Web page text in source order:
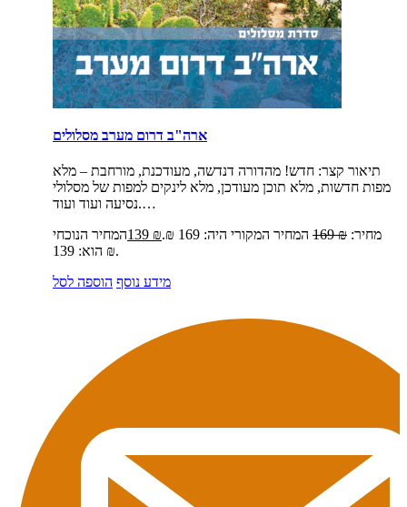
ארה"ב דרום מערב מסלולים
תיאור קצר: חדש! מהדורה דנדשה, מעודכנת, מורחבת – מלא
מפות חדשות, מלא תוכן מעודכן, מלא לינקים למפות של מסלולי
נסיעה ועוד ועוד.…
מחיר:
169₪ המחיר המקורי היה: 169 ₪. 139 ₪
המחיר הנוכחי
הוא: 139 ₪.
מידע נוסף הוספה לסל